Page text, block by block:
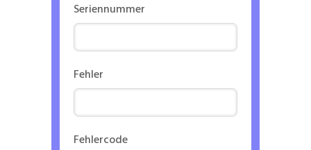
Seriennummer
Fehler
Fehlercode